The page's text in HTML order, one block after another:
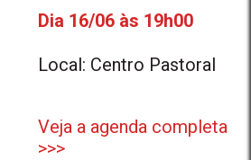
Dia 16/06 às 19h00
Local: Centro Pastoral
Veja a agenda completa
>>>